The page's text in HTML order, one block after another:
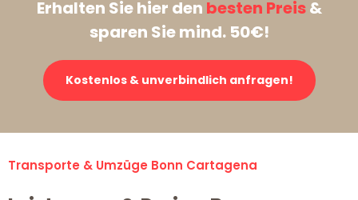
Erhalten Sie hier den besten Preis&
sparen Sie mind. 50€!
Kostenlos & unverbindlich anfragen!
Transporte & Umzüge Bonn Cartagena